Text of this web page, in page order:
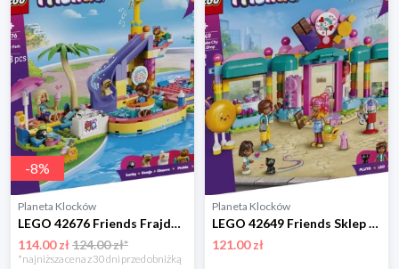
-8%
Planeta Klocków
LEGO 42676 Friends Frajda w parku wodnym Lego
114.00 zł124.00 zł*
*najniższa cena z 30 dni przed obniżką
Planeta Klocków
LEGO 42649 Friends Sklep z cukierkami w Heartlake Lego
121.00 zł